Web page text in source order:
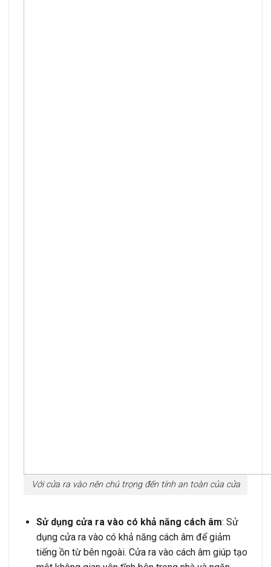
Với cửa ra vào nên chú trọng đến tính an toàn của cửa
Sử dụng cửa ra vào có khả năng cách âm: Sử
dụng cửa ra vào có khả năng cách âm để giảm
tiếng ồn từ bên ngoài. Cửa ra vào cách âm giúp tạo